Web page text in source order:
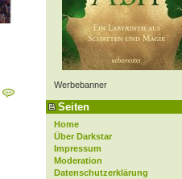
Werbebanner
Seiten
Home
Über Darkstar
Impressum
Moderation
Datenschutzerklärung